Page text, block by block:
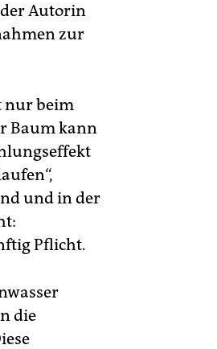
der Autorin
zur
nur beim
Baum kann
und in der
Pflicht.
die